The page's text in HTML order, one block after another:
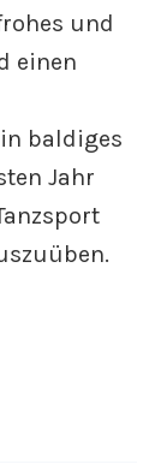
und
einen
baldiges
Jahr